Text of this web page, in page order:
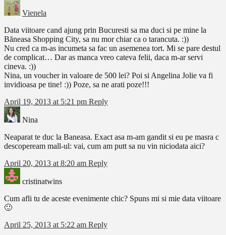
Vienela
Data viitoare cand ajung prin Bucuresti sa ma duci si pe mine la
Băneasa Shopping City, sa nu mor chiar ca o tarancuta. :))
Nu cred ca m-as incumeta sa fac un asemenea tort. Mi se pare destul
de complicat… Dar as manca vreo cateva felii, daca m-ar servi
cineva. :))
Nina, un voucher in valoare de 500 lei? Poi si Angelina Jolie va fi
invidioasa pe tine! :)) Poze, sa ne arati poze!!!
April 19, 2013 at 5:21 pm Reply
Nina
Neaparat te duc la Baneasa. Exact asa m-am gandit si eu pe masra c
descopeream mall-ul: vai, cum am putt sa nu vin niciodata aici?
April 20, 2013 at 8:20 am Reply
cristinatwins
Cum afli tu de aceste evenimente chic? Spuns mi si mie data viitoare
🙂
April 25, 2013 at 5:22 am Reply